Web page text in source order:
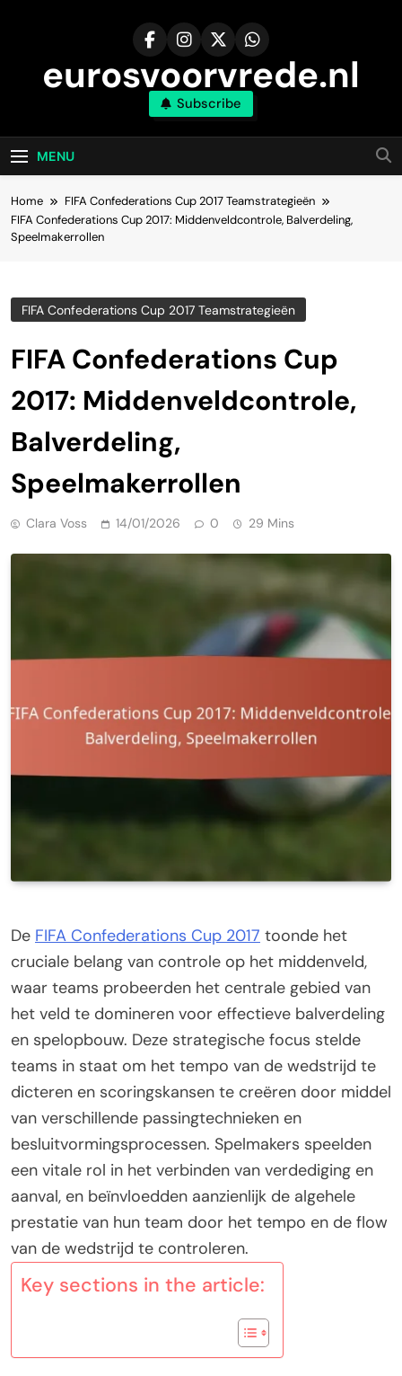
eurosvoorvrede.nl
Subscribe
MENU
Home
FIFA Confederations Cup 2017 Teamstrategieën
FIFA Confederations Cup 2017: Middenveldcontrole, Balverdeling,
Speelmakerrollen
FIFA Confederations Cup 2017 Teamstrategieën
FIFA Confederations Cup
2017: Middenveldcontrole,
Balverdeling,
Speelmakerrollen
Clara Voss 14/01/2026 0 29 Mins
De FIFA Confederations Cup 2017 toonde het
cruciale belang van controle op het middenveld,
waar teams probeerden het centrale gebied van
het veld te domineren voor effectieve balverdeling
en spelopbouw. Deze strategische focus stelde
teams in staat om het tempo van de wedstrijd te
dicteren en scoringskansen te creëren door middel
van verschillende passingtechnieken en
besluitvormingsprocessen. Spelmakers speelden
een vitale rol in het verbinden van verdediging en
aanval, en beïnvloedden aanzienlijk de algehele
prestatie van hun team door het tempo en de flow
van de wedstrijd te controleren.
Key sections in the article: